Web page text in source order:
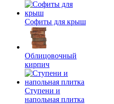
Софиты для крыш
Облицовочный
кирпич
Ступени и
напольная плитка